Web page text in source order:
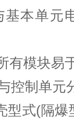
本单元
有模块易
控制单元
型式(隔